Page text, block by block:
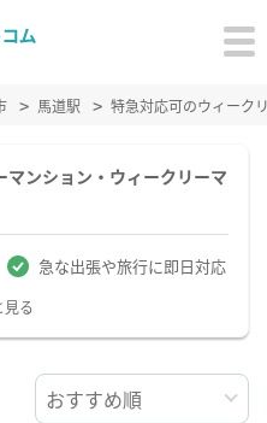
馬道駅 特急対応可のウィーク
ンション・ウィークリーマ
急な出張や旅行に即日対応
見る